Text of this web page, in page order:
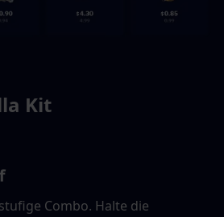
Kit
Combo. Halte die